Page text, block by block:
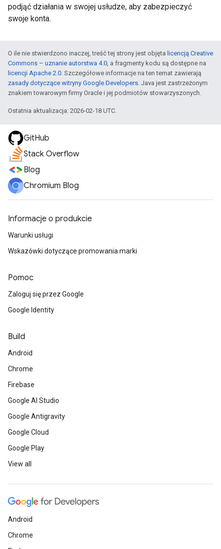
podjąć działania w swojej usłudze, aby zabezpieczyć
swoje konta.
O ile nie stwierdzono inaczej, treść tej strony jest objęta licencją Creative
Commons – uznanie autorstwa 4.0, a fragmenty kodu są dostępne na
licencji Apache 2.0. Szczegółowe informacje na ten temat zawierają
zasady dotyczące witryny Google Developers. Java jest zastrzeżonym
znakiem towarowym firmy Oracle i jej podmiotów stowarzyszonych.
Ostatnia aktualizacja: 2026-02-18 UTC.
GitHub
Stack Overflow
Blog
Chromium Blog
Informacje o produkcie
Warunki usługi
Wskazówki dotyczące promowania marki
Pomoc
Zaloguj się przez Google
Google Identity
Build
Android
Chrome
Firebase
Google AI Studio
Google Antigravity
Google Cloud
Google Play
View all
Android
Chrome